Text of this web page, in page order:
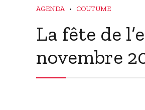
AGENDA COUTUME
La fête de
novembre